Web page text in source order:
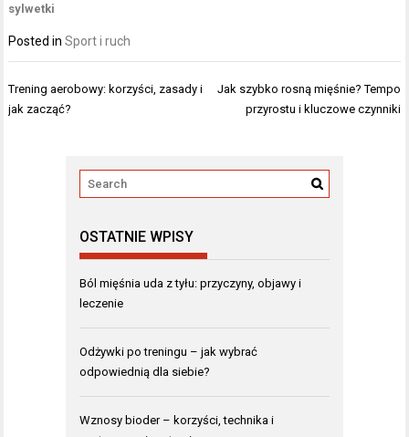
sylwetki
Posted inSport i ruch
Nawigacja
wpisu
Trening aerobowy: korzyści, zasady i
jak zacząć?
Jak szybko rosną mięśnie? Tempo
przyrostu i kluczowe czynniki
OSTATNIE WPISY
Ból mięśnia uda z tyłu: przyczyny, objawy i
leczenie
Odżywki po treningu – jak wybrać
odpowiednią dla siebie?
Wznosy bioder – korzyści, technika i